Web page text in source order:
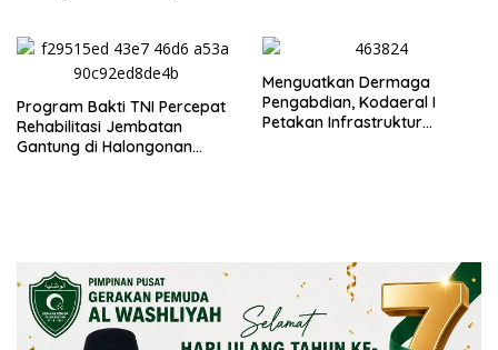
Program Bakti TNI Percepat
Rehabilitasi Jembatan
Gantung di Halongonan
Menguatkan Dermaga
Pengabdian, Kodaeral I
Petakan Infrastruktur